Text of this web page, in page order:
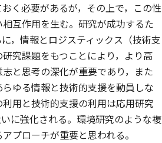
く必要があるが，その上で，この性
互作用を生む。研究が成功するた
，情報とロジスティックス（技術支
究課題をもつことにより，より高
と思考の深化が重要であり，また
ゆる情報と技術的支援を動員しな
用と技術的支援の利用は応用研究
に強化される。環境研究のような複
プローチが重要と思われる。